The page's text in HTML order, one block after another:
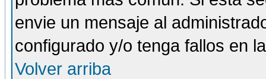
envie un mensaje al
configurado y/o tenga fallos en
Volver arriba